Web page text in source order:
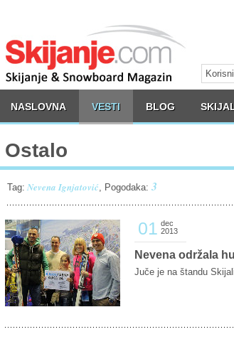
NASLOVNA VESTI BLOG
Ostalo
Tag: Nevena Ignjatović, Pogodaka: 3
01 dec
2013
Nevena održala
Juče je na štandu